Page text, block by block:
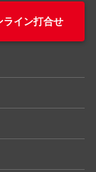
ライン打合せ